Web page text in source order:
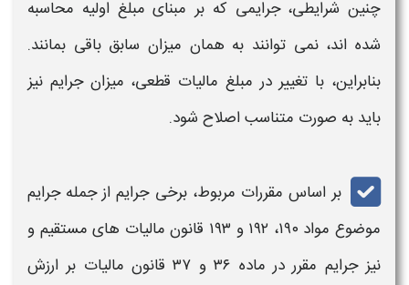
چنین شرایطی،جرایمی که بر مبنای مبلغ اولیه محاسبه
شده‌ اند، نمی‌ توانند به همان میزان سابق باقی بمانند.
بنابراین، با تغییر در مبلغ مالیات قطعی، میزانجرایم نیز
باید به صورت متناسب اصلاح شود.
بر اساس مقررات مربوط، برخیجرایم از جملهجرایم
موضوع مواد ۱۹۰، ۱۹۲ و ۱۹۳ قانون
مالیات‌ های مستقیم و
نیزجرایم مقرر در ماده ۳۶ و ۳۷ قانون مالیات بر ارزش